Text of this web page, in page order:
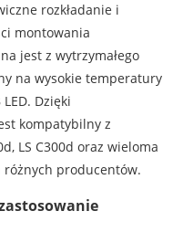
rozkładanie i
montowania
jest z wytrzymałego
na wysokie temperatury
Dzięki
kompatybilny z
LS C300d oraz wieloma
producentów.